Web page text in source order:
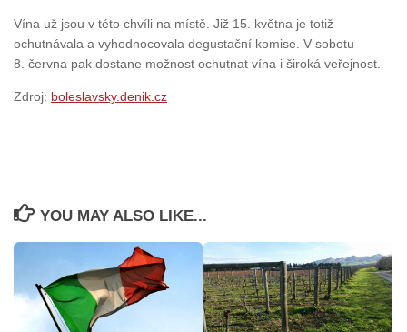
Vína už jsou v této chvíli na místě. Již 15. května je totiž
ochutnávala a vyhodnocovala degustační komise. V sobotu
8. června pak dostane možnost ochutnat vína i široká veřejnost.
Zdroj: boleslavsky.denik.cz
YOU MAY ALSO LIKE...